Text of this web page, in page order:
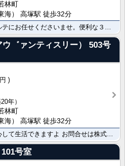
林町
海） 高塚駅 徒歩32分
゛ァンティスリー）
503号
20年）
林町
海） 高塚駅 徒歩32分
101号室